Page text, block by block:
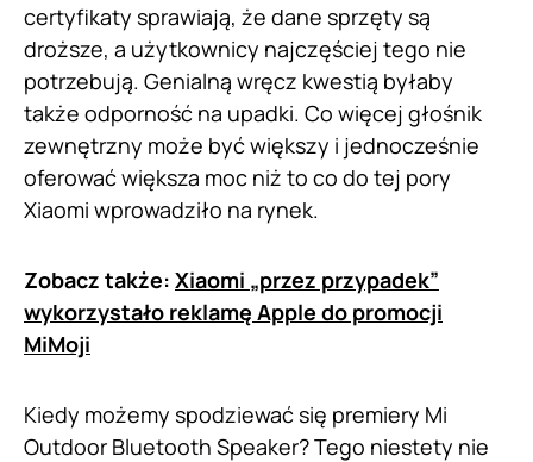
certyfikaty sprawiają, że dane sprzęty są
droższe, a użytkownicy najczęściej tego nie
potrzebują. Genialną wręcz kwestią byłaby
także odporność na upadki. Co więcej głośnik
zewnętrzny może być większy i jednocześnie
oferować większa moc niż to co do tej pory
Xiaomi wprowadziło na rynek.
Zobacz także: Xiaomi „przez przypadek”
wykorzystało reklamę Apple do promocji
MiMoji
Kiedy możemy spodziewać się premiery Mi
Outdoor Bluetooth Speaker? Tego niestety nie